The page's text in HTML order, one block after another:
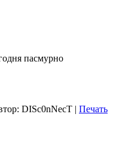
пасмурно
DISc0nNecT | Печать